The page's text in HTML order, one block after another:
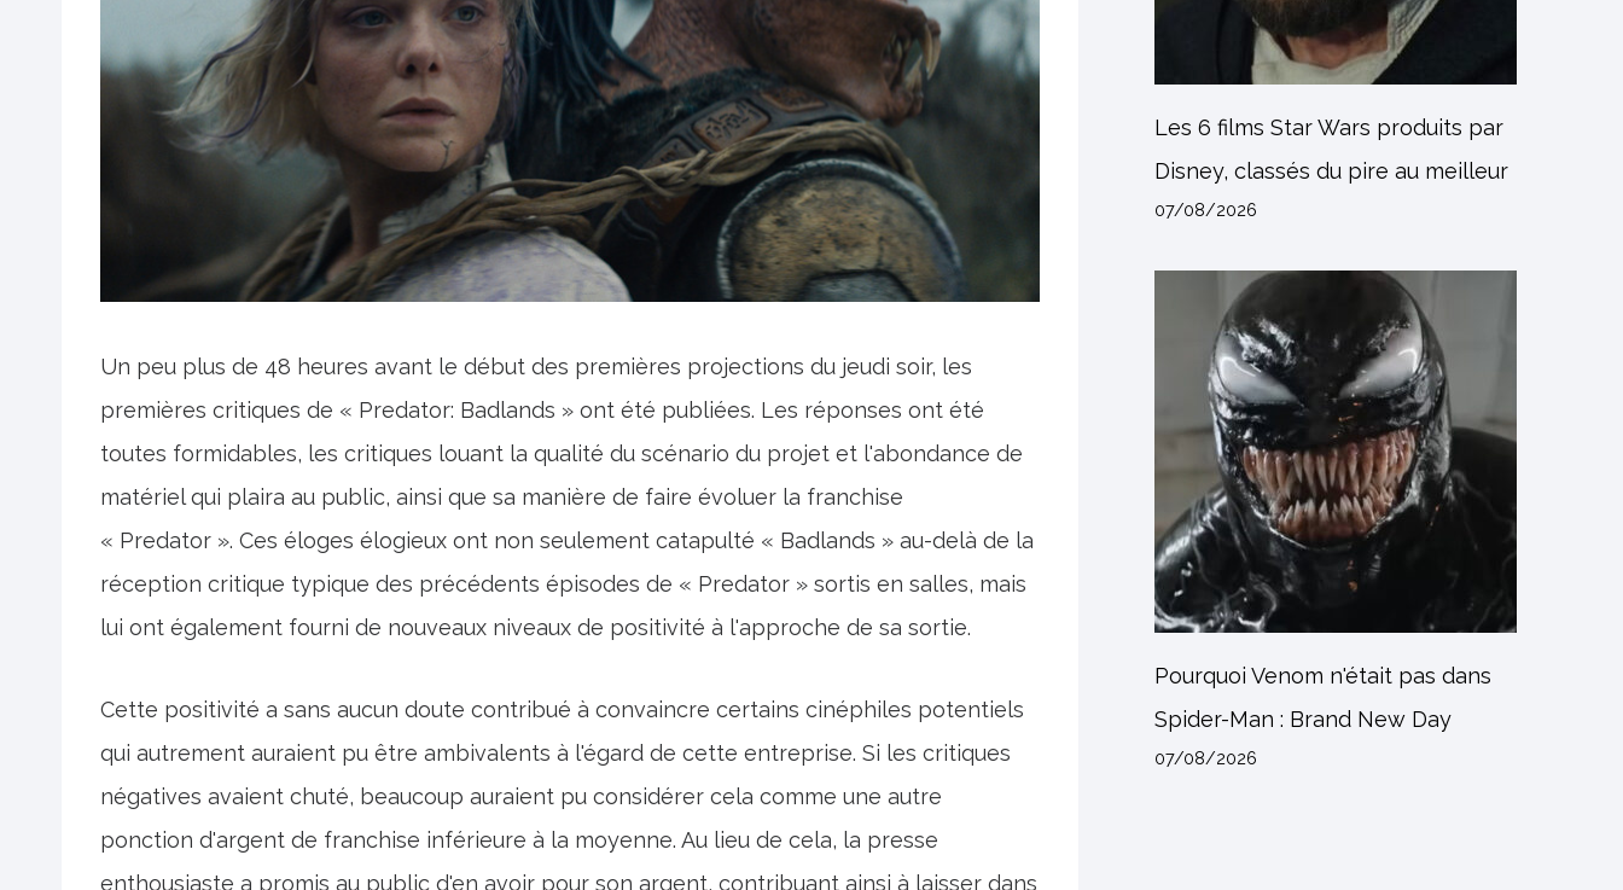
Un peu plus de 48 heures avant le début des premières projections du jeudi soir, les
premières critiques de « Predator: Badlands » ont été publiées. Les réponses ont été
toutes formidables, les critiques louant la qualité du scénario du projet et l'abondance de
matériel qui plaira au public, ainsi que sa manière de faire évoluer la franchise
« Predator ». Ces éloges élogieux ont non seulement catapulté « Badlands » au-delà de la
réception critique typique des précédents épisodes de « Predator » sortis en salles, mais
lui ont également fourni de nouveaux niveaux de positivité à l'approche de sa sortie.
Cette positivité a sans aucun doute contribué à convaincre certains cinéphiles potentiels
qui autrement auraient pu être ambivalents à l'égard de cette entreprise. Si les critiques
négatives avaient chuté, beaucoup auraient pu considérer cela comme une autre
ponction d'argent de franchise inférieure à la moyenne. Au lieu de cela, la presse
enthousiaste a promis au public d'en avoir pour son argent, contribuant ainsi à laisser dans
Les 6 films Star Wars produits par
Disney, classés du pire au meilleur
07/08/2026
Pourquoi Venom n'était pas dans
Spider-Man : Brand New Day
07/08/2026